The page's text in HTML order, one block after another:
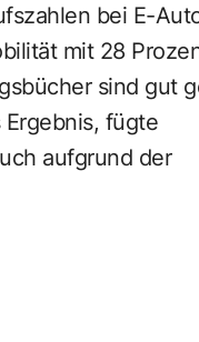
bei E-
mit 28
sind gut
fügte
aufgrund der